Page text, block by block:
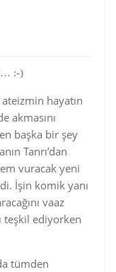
:-)
hayatın
akmasını
başka bir şey
Tanrı’dan
vuracak yeni
İşin komik yanı
vaaz
teşkil ediyorken
tümden